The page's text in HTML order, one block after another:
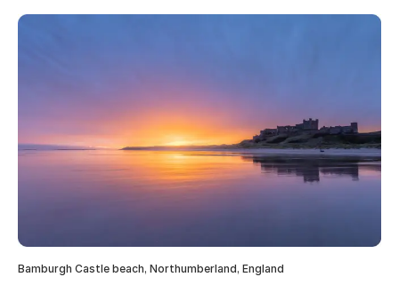
Bamburgh Castle beach, Northumberland, England